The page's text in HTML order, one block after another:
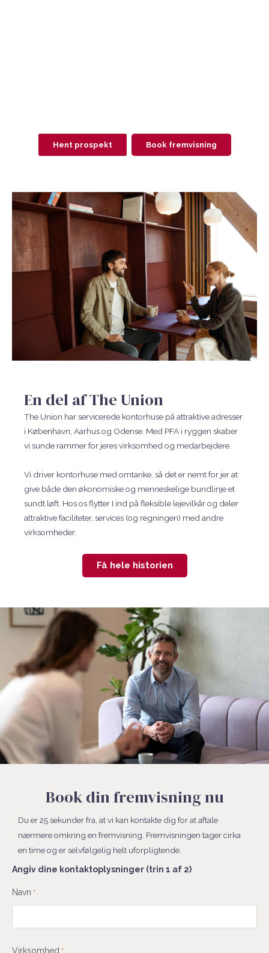
Hent prospekt Book fremvisning
En del af The Union
The Union har servicerede kontorhuse på attraktive adresser
i København, Aarhus og Odense. Med PFA i ryggen skaber
vi sunde rammer for jeres virksomhed og medarbejdere.
Vi driver kontorhuse med omtanke, så det er nemt for jer at
give både den økonomiske og menneskelige bundlinje et
sundt løft. Hos os flytter I ind på fleksible lejevilkår og deler
attraktive faciliteter, services (og regningen) med andre
virksomheder.
Få hele historien
Book din fremvisning nu
Du er 25 sekunder fra, at vi kan kontakte dig for at aftale
nærmere omkring en fremvisning. Fremvisningen tager cirka
en time og er selvfølgelig helt uforpligtende.
Angiv dine kontaktoplysninger (trin 1 af 2)
Navn *
Fornavn
Virksomhed *